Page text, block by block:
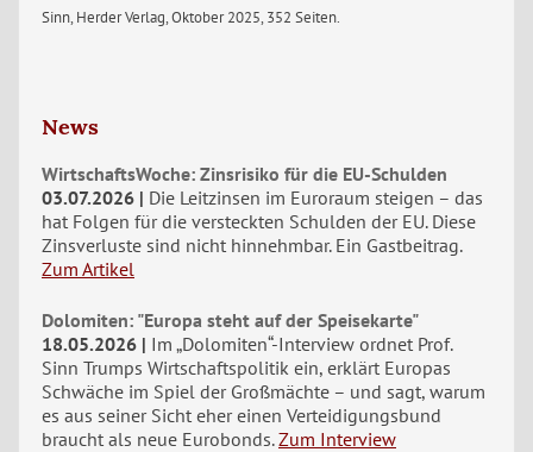
Sinn, Herder Verlag, Oktober 2025, 352 Seiten.
News
WirtschaftsWoche: Zinsrisiko für die EU-Schulden
03.07.2026
Die Leitzinsen im Euroraum steigen – das
hat Folgen für die versteckten Schulden der EU. Diese
Zinsverluste sind nicht hinnehmbar. Ein Gastbeitrag.
Zum Artikel
Dolomiten: "Europa steht auf der Speisekarte"
18.05.2026
Im „Dolomiten“-Interview ordnet Prof.
Sinn Trumps Wirtschaftspolitik ein, erklärt Europas
Schwäche im Spiel der Großmächte – und sagt, warum
es aus seiner Sicht eher einen Verteidigungsbund
braucht als neue Eurobonds. Zum Interview